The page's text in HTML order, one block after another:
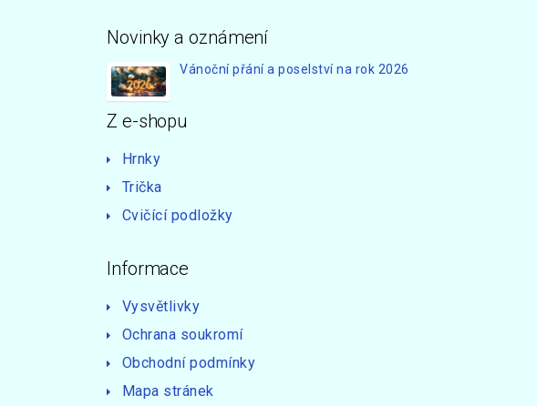
Novinky a oznámení
Vánoční přání a poselství na rok 2026
Z e-shopu
Hrnky
Trička
Cvičící podložky
Informace
Vysvětlivky
Ochrana soukromí
Obchodní podmínky
Mapa stránek